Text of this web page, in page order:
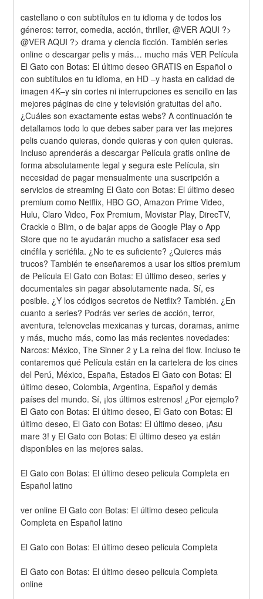
castellano o con subtítulos en tu idioma y de todos los
géneros: terror, comedia, acción, thriller, @VER AQUI ?>
@VER AQUI ?> drama y ciencia ficción. También series
online o descargar pelis y más… mucho más VER Película
El Gato con Botas: El último deseo GRATIS en Español o
con subtítulos en tu idioma, en HD –y hasta en calidad de
imagen 4K–y sin cortes ni interrupciones es sencillo en las
mejores páginas de cine y televisión gratuitas del año.
¿Cuáles son exactamente estas webs? A continuación te
detallamos todo lo que debes saber para ver las mejores
pelis cuando quieras, donde quieras y con quien quieras.
Incluso aprenderás a descargar Película gratis online de
forma absolutamente legal y segura este Película, sin
necesidad de pagar mensualmente una suscripción a
servicios de streaming El Gato con Botas: El último deseo
premium como Netflix, HBO GO, Amazon Prime Video,
Hulu, Claro Video, Fox Premium, Movistar Play, DirecTV,
Crackle o Blim, o de bajar apps de Google Play o App
Store que no te ayudarán mucho a satisfacer esa sed
cinéfila y seriéfila. ¿No te es suficiente? ¿Quieres más
trucos? También te enseñaremos a usar los sitios premium
de Película El Gato con Botas: El último deseo, series y
documentales sin pagar absolutamente nada. Sí, es
posible. ¿Y los códigos secretos de Netflix? También. ¿En
cuanto a series? Podrás ver series de acción, terror,
aventura, telenovelas mexicanas y turcas, doramas, anime
y más, mucho más, como las más recientes novedades:
Narcos: México, The Sinner 2 y La reina del flow. Incluso te
contaremos qué Película están en la cartelera de los cines
del Perú, México, España, Estados El Gato con Botas: El
último deseo, Colombia, Argentina, Español y demás
países del mundo. Sí, ¡los últimos estrenos! ¿Por ejemplo?
El Gato con Botas: El último deseo, El Gato con Botas: El
último deseo, El Gato con Botas: El último deseo, ¡Asu
mare 3! y El Gato con Botas: El último deseo ya están
disponibles en las mejores salas.
El Gato con Botas: El último deseo pelicula Completa en
Español latino
ver online El Gato con Botas: El último deseo pelicula
Completa en Español latino
El Gato con Botas: El último deseo pelicula Completa
El Gato con Botas: El último deseo pelicula Completa
online